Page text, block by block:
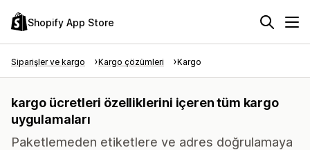
Shopify App Store
Siparişler ve kargo Kargo çözümleri Kargo
kargo ücretleri özelliklerini içeren tüm kargo
uygulamaları
Paketlemeden etiketlere ve adres doğrulamaya